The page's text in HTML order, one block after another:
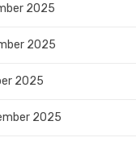
2025
2025
2025
2025